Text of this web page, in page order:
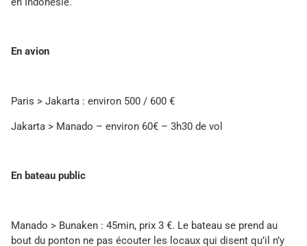
En avion
Paris > Jakarta : environ 500 / 600 €
Jakarta > Manado – environ 60€ – 3h30 de vol
En bateau public
Manado > Bunaken : 45min, prix 3 €. Le bateau se prend au
bout du ponton ne pas écouter les locaux qui disent qu’il n’y